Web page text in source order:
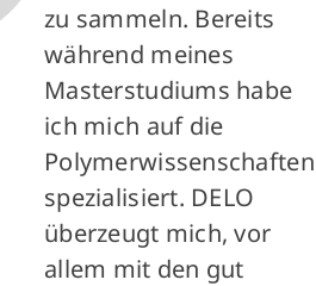
zu sammeln. Bereits
während meines
Masterstudiums habe
ich mich auf die
Polymerwissenschaften
spezialisiert. DELO
überzeugt mich, vor
allem mit den gut